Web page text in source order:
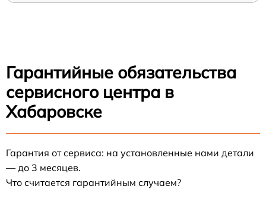
Гарантийные обязательства
сервисного центра в
Хабаровске
Гарантия от сервиса: на установленные нами детали
— до 3 месяцев.
Что считается гарантийным случаем?